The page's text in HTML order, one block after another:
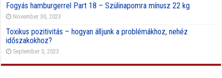
Fogyás hamburgerrel Part 18 – Szülinapomra mínusz 22 kg
November 30, 2023
Toxikus pozitivitás – hogyan álljunk a problémákhoz, nehéz
időszakokhoz?
September 5, 2023